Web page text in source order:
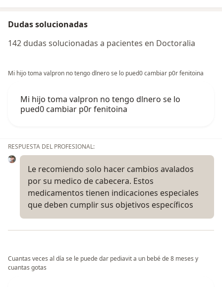
Dudas solucionadas
142 dudas solucionadas a pacientes en Doctoralia
Mi hijo toma valpron no tengo dlnero se lo pued0 cambiar p0r fenitoina
Mi hijo toma valpron no tengo dlnero se lo
pued0 cambiar p0r fenitoina
RESPUESTA DEL PROFESIONAL:
Le recomiendo solo hacer cambios avalados
por su medico de cabecera. Estos
medicamentos tienen indicaciones especiales
que deben cumplir sus objetivos específicos
Cuantas veces al día se le puede dar pediavit a un bebé de 8 meses y
cuantas gotas